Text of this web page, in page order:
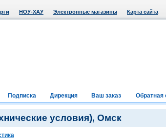
НОУ-ХАУ Электронные магазины Карта сайта
Подписка Дирекция Ваш заказ Обратная
условия), Омск